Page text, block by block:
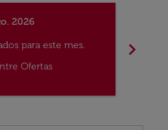
2026
para este mes.
Ofertas
chevron_right